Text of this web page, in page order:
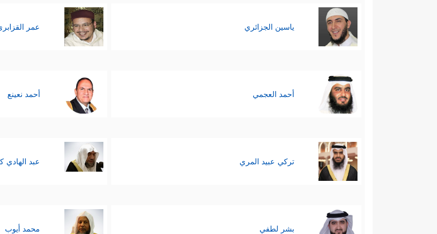
ياسين الجزائري عمر
أحمد العجمي أحمد نعينع
تركي عبيد المري عبد الهادي
بشر لطفي محمد أيوب